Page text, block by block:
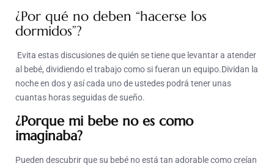
¿Por qué no deben “hacerse los
dormidos”?
Evita estas discusiones de quién se tiene que levantar a atender
al bebé, dividiendo el trabajo como si fueran un equipo.Dividan la
noche en dos y así cada uno de ustedes podrá tener unas
cuantas horas seguidas de sueño.
¿Porque mi bebe no es como
imaginaba?
Pueden descubrir que su bebé no está tan adorable como creían